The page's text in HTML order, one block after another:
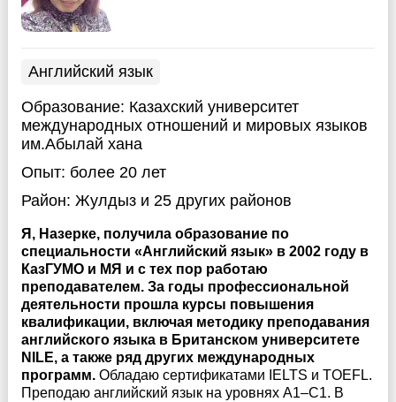
Английский язык
Образование: Казахский университет
международных отношений и мировых языков
им.Абылай хана
Опыт: более 20 лет
Район: Жулдызи 25 других районов
Я, Назерке, получила образование по
специальности «Английский язык» в 2002 году в
КазГУМО и МЯ и с тех пор работаю
преподавателем. За годы профессиональной
деятельности прошла курсы повышения
квалификации, включая методику преподавания
английского языка в Британском университете
NILE, а также ряд других международных
программ. Обладаю сертификатами IELTS и TOEFL.
Преподаю английский язык на уровнях A1–C1. В